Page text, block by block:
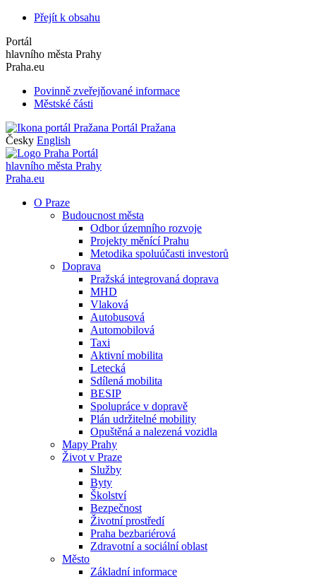
Přejít k obsahu
Portál
hlavního města Prahy
Praha.eu
Povinně zveřejňované informace
Městské části
Portál Pražana
Česky English
Portál
hlavního města Prahy
Praha.eu
O Praze
Budoucnost města
Odbor územního rozvoje
Projekty měnící Prahu
Metodika spoluúčasti investorů
Doprava
Pražská integrovaná doprava
MHD
Vlaková
Autobusová
Automobilová
Taxi
Aktivní mobilita
Letecká
Sdílená mobilita
BESIP
Spolupráce v dopravě
Plán udržitelné mobility
Opuštěná a nalezená vozidla
Mapy Prahy
Život v Praze
Služby
Byty
Školství
Bezpečnost
Životní prostředí
Praha bezbariérová
Zdravotní a sociální oblast
Město
Základní informace